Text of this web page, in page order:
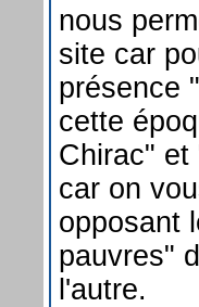
nous
site car
présence
cette
Chirac" et
car on
opposant
pauvres"
l'autre.